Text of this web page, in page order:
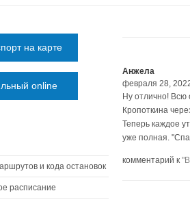
Анжела
февраля 28,
Ну отлично! Всю
Кропоткина
Теперь каждое
уже полная.
комментарий к
на карте
online
и кода остановок
расписание